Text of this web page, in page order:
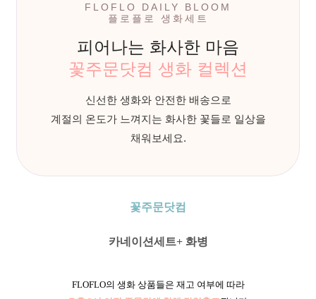
FLOFLO DAILY BLOOM
플로플로 생화세트
피어나는 화사한 마음
꽃주문닷컴 생화 컬렉션
신선한 생화와 안전한 배송으로
계절의 온도가 느껴지는 화사한 꽃들로 일상을
채워보세요.
꽃주문닷컴
카네이션세트+ 화병
FLOFLO의 생화 상품들은 재고 여부에 따라